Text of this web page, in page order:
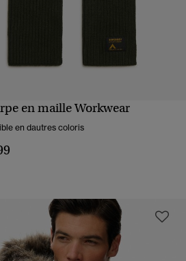
en maille Workwear
en dautres coloris